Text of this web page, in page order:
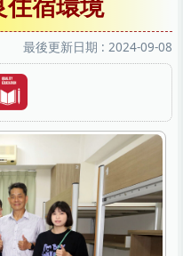
住宿環境
最後更新日期 : 2024-09-08